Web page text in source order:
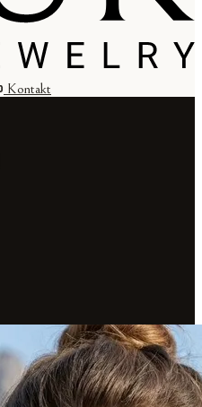
Kontakt